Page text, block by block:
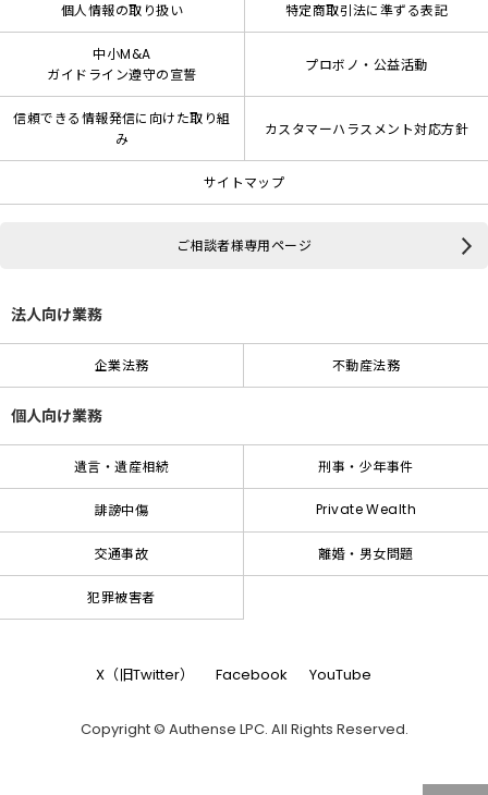
個人情報の取り扱い 特定商取引法に準ずる表記
中小M&A
ガイドライン遵守の宣誓
プロボノ・公益活動
信頼できる情報発信に向けた取り組
み
カスタマーハラスメント対応方針
サイトマップ
ご相談者様専用ページ
法人向け業務
企業法務 不動産法務
個人向け業務
遺言・遺産相続 刑事・少年事件
誹謗中傷 Private Wealth
交通事故 離婚・男女問題
犯罪被害者
X（旧Twitter） Facebook YouTube
Copyright © Authense LPC. All Rights Reserved.